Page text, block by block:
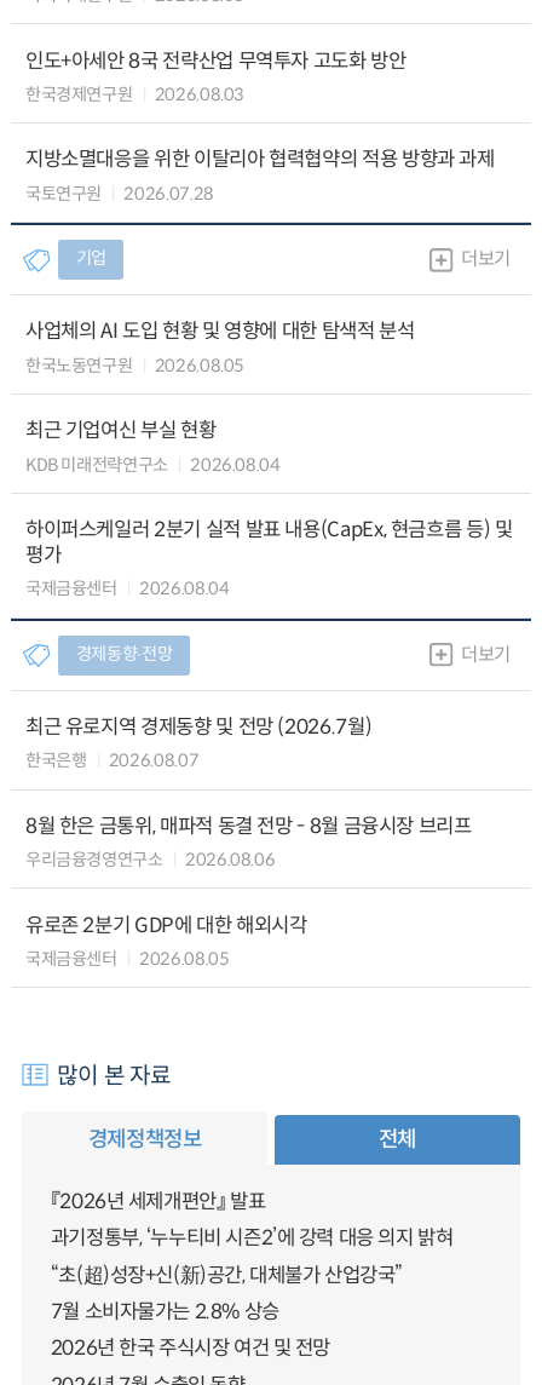
인도+아세안 8국 전략산업 무역투자 고도화 방안
한국경제연구원 2026.08.03
지방소멸대응을 위한 이탈리아 협력협약의 적용 방향과 과제
국토연구원 2026.07.28
기업 더보기
사업체의 AI 도입 현황 및 영향에 대한 탐색적 분석
한국노동연구원 2026.08.05
최근 기업여신 부실 현황
KDB 미래전략연구소 2026.08.04
하이퍼스케일러 2분기 실적 발표 내용(CapEx, 현금흐름 등) 및
평가
국제금융센터 2026.08.04
경제동향∙전망 더보기
최근 유로지역 경제동향 및 전망 (2026.7월)
한국은행 2026.08.07
8월 한은 금통위, 매파적 동결 전망 - 8월 금융시장 브리프
우리금융경영연구소 2026.08.06
유로존 2분기 GDP에 대한 해외시각
국제금융센터 2026.08.05
많이 본 자료
경제정책정보 전체
『2026년 세제개편안』 발표
과기정통부, ‘누누티비 시즌2’에 강력 대응 의지 밝혀
“초(超)성장+신(新)공간, 대체불가 산업강국”
7월 소비자물가는 2.8% 상승
2026년 한국 주식시장 여건 및 전망